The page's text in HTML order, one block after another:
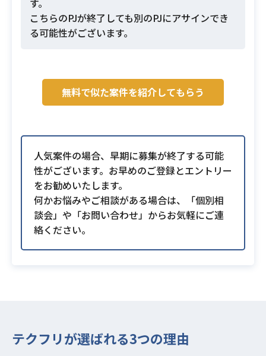
す。
こちらのPJが終了しても別のPJにアサインでき
る可能性がございます。
無料で似た案件を紹介してもらう
人気案件の場合、早期に募集が終了する可能
性がございます。お早めのご登録とエントリー
をお勧めいたします。
何かお悩みやご相談がある場合は、「個別相
談会」や「お問い合わせ」からお気軽にご連
絡ください。
テクフリが選ばれる3つの理由